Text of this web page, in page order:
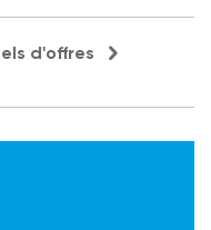
d'offres